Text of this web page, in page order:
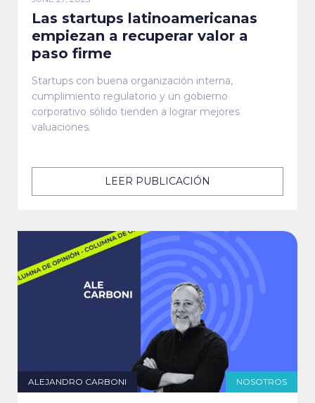
Las startups latinoamericanas
empiezan a recuperar valor a
paso firme
Startups con buena organización interna,
cumplimiento regulatorio y un gobierno
corporativo sólido tienden a lograr mejores
valuaciones.
LEER PUBLICACIÓN
ALEJANDRO CARBONI NOSOTROS